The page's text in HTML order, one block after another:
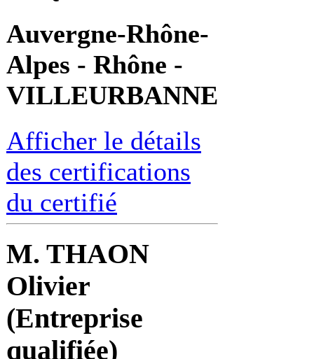
Auvergne-Rhône-
Alpes - Rhône -
VILLEURBANNE
Afficher le détails
des certifications
du certifié
M. THAON
Olivier
(Entreprise
qualifiée)